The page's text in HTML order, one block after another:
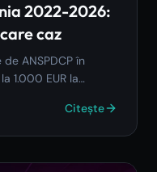
2022-2026:
caz
ANSPDCP în
1.000 EUR la
Citește